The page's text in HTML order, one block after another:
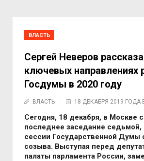
ВЛАСТЬ
Сергей Неверов
ключевых направлениях
Госдумы в 2020 году
ВЛАСТЬ 18 ДЕКАБРЯ 2019 ГОДА
Сегодня, 18 декабря, в Москве
последнее заседание седьмой,
сессии Государственной Думы
созыва. Выступая перед
палаты парламента России,